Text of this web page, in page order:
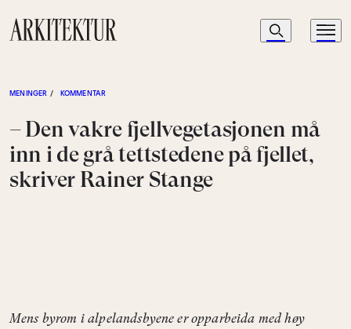
Navigasjon
Søk Meny
MENINGER / KOMMENTAR
– Den vakre fjellvegetasjonen må
inn i de grå tettstedene på fjellet,
skriver Rainer Stange
Mens byrom i alpelandsbyene er opparbeida med høy